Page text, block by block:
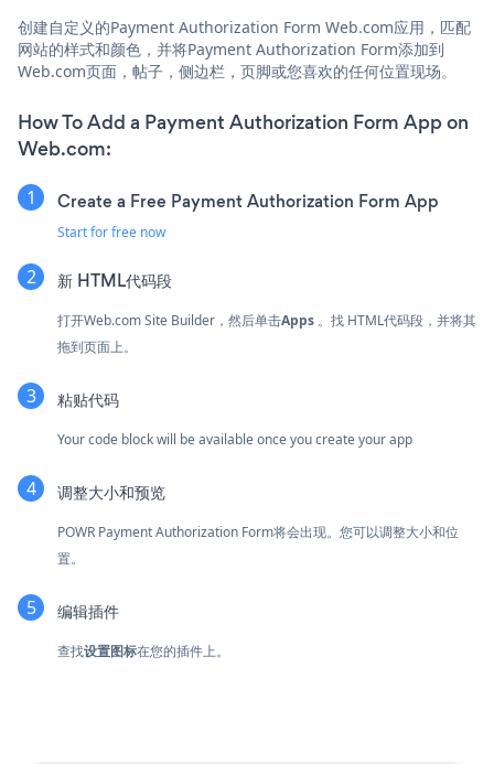
创建自定义的Payment Authorization Form Web.com应用，匹配
网站的样式和颜色，并将Payment Authorization Form添加到
Web.com页面，帖子，侧边栏，页脚或您喜欢的任何位置现场。
How To Add a Payment Authorization Form App on
Web.com:
Create a Free Payment Authorization Form App
Start for free now
新 HTML代码段
打开Web.com Site Builder，然后单击Apps 。找 HTML代码段，并将其
拖到页面上。
粘贴代码
Your code block will be available once you create your app
调整大小和预览
POWR Payment Authorization Form将会出现。您可以调整大小和位
置。
编辑插件
查找设置图标在您的插件上。